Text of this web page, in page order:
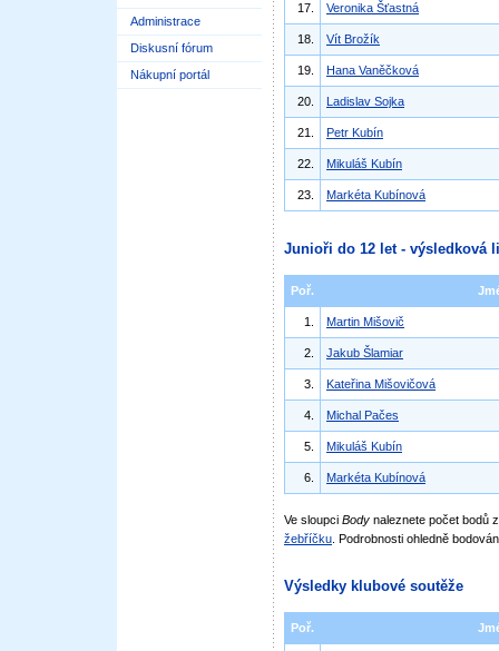
Administrace
Diskusní fórum
Nákupní portál
17. Veronika Šťastná
18. Vít Brožík
19. Hana Vaněčková
20. Ladislav Sojka
21. Petr Kubín
22. Mikuláš Kubín
23. Markéta Kubínová
Junioři do 12 let - výsledková
Poř.
1. Martin Mišovič
2. Jakub Šlamiar
3. Kateřina Mišovičová
4. Michal Pačes
5. Mikuláš Kubín
6. Markéta Kubínová
Ve sloupci Body naleznete počet bodů
žebříčku . Podrobnosti ohledně
Výsledky klubové soutěže
Poř.